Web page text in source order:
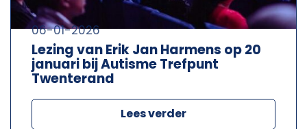
Lezing van Erik Jan Harmens op 20
januari bij Autisme Trefpunt
Twenterand
06-01-2026
Lees verder